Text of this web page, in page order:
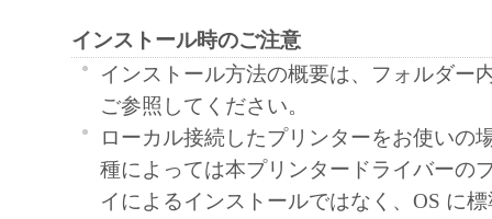
3. COPYRIGHT NOTICE
You shall not modify, remove or delete any
Canon or its licensors contained in the
any copy thereof.
4. OWNERSHIP
Canon and its licensors retain in all respects the
インストール時のご注意
インストール方法の概要は、フォルダー
ご参照してください。
ローカル接続したプリンターをお使いの
種によっては本プリンタードライバーの
イによるインストールではなく、OS に